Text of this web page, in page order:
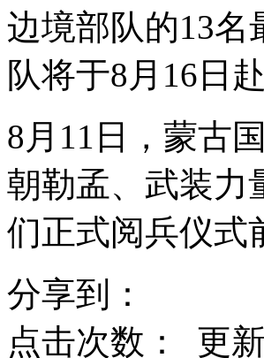
边境部队的13名
队将于8月16日
8月11日，蒙古
朝勒孟、武装力
们正式阅兵仪式
分享到：
点击次数：
更